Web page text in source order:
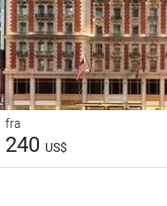
fra
240 US$